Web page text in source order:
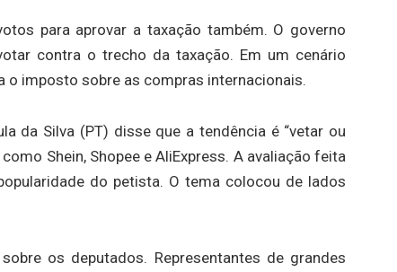
para aprovar a taxação também. O governo
contra o trecho da taxação. Em um cenário
o imposto sobre as compras internacionais.
da Silva (PT) disse que a tendência é “vetar ou
Shein, Shopee e AliExpress. A avaliação feita
do petista. O tema colocou de lados
os deputados. Representantes de grandes